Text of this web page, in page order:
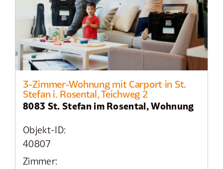
3-Zimmer-Wohnung mit Carport in St.
Stefan i. Rosental, Teichweg 2
8083 St. Stefan im Rosental, Wohnung
Objekt-ID:
40807
Zimmer: